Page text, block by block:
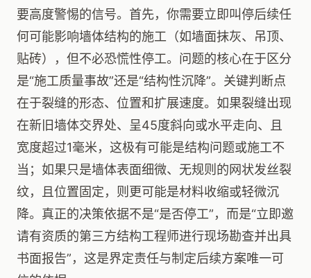
要高度警惕的信号。首先，你需要立即叫停后续任
何可能影响墙体结构的施工（如墙面抹灰、吊顶、
贴砖），但不必恐慌性停工。问题的核心在于区分
是“施工质量事故”还是“结构性沉降”。关键判断点
在于裂缝的形态、位置和扩展速度。如果裂缝出现
在新旧墙体交界处、呈45度斜向或水平走向、且
宽度超过1毫米，这极有可能是结构问题或施工不
当；如果只是墙体表面细微、无规则的网状发丝裂
纹，且位置固定，则更可能是材料收缩或轻微沉
降。真正的决策依据不是“是否停工”，而是“立即邀
请有资质的第三方结构工程师进行现场勘查并出具
书面报告”，这是界定责任与制定后续方案唯一可